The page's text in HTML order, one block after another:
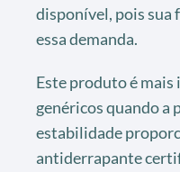
disponível, pois sua
essa demanda.
Este produto é
genéricos quando a
estabilidade
antiderrapante